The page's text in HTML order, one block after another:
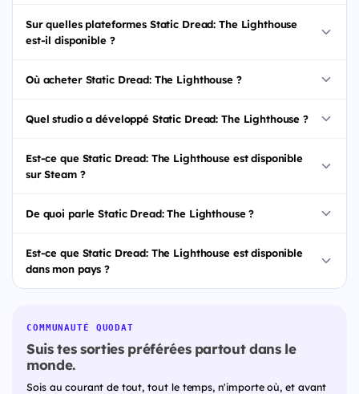
Sur quelles plateformes Static Dread: The Lighthouse
est-il disponible ?
Où acheter Static Dread: The Lighthouse ?
Quel studio a développé Static Dread: The Lighthouse ?
Est-ce que Static Dread: The Lighthouse est disponible
sur Steam ?
De quoi parle Static Dread: The Lighthouse ?
Est-ce que Static Dread: The Lighthouse est disponible
dans mon pays ?
COMMUNAUTÉ QUODAT
Suis tes sorties préférées partout dans le
monde.
Sois au courant de tout, tout le temps, n'importe où, et avant